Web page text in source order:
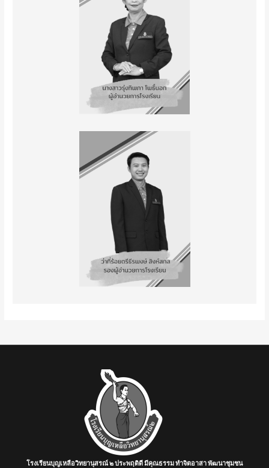
โรงเรียนบุญเหลือวิทยานุสรณ์ ๒ ประพฤติดี มีคุณธรรม ทำจิตอาสา พัฒนาชุมชน